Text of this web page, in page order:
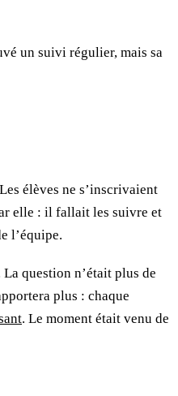
un suivi régulier, mais sa
élèves ne s’inscrivaient
elle : il fallait les suivre et
l’équipe.
question n’était plus de
plus : chaque
. Le moment était venu de